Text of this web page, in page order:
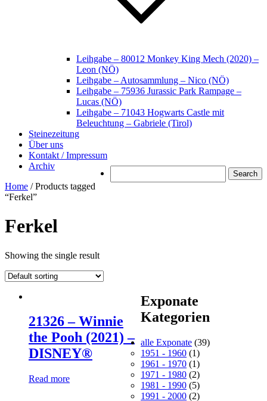
Leihgabe – 80012 Monkey King Mech (2020) –
Leon (NÖ)
Leihgabe – Autosammlung – Nico (NÖ)
Leihgabe – 75936 Jurassic Park Rampage –
Lucas (NÖ)
Leihgabe – 71043 Hogwarts Castle mit
Beleuchtung – Gabriele (Tirol)
Steinezeitung
Über uns
Kontakt / Impressum
Archiv
Home / Products tagged
“Ferkel”
Ferkel
Showing the single result
21326 – Winnie
the Pooh (2021) –
DISNEY®
Read more
Exponate
Kategorien
alle Exponate (39)
1951 - 1960 (1)
1961 - 1970 (1)
1971 - 1980 (2)
1981 - 1990 (5)
1991 - 2000 (2)